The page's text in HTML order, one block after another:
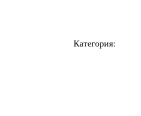
Категория: